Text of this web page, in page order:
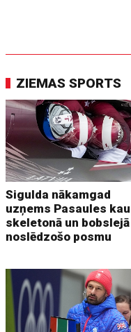
ZIEMAS SPORTS
Sigulda nākamgad
uzņems Pasaules
skeletonā un bobslejā
noslēdzošo posmu